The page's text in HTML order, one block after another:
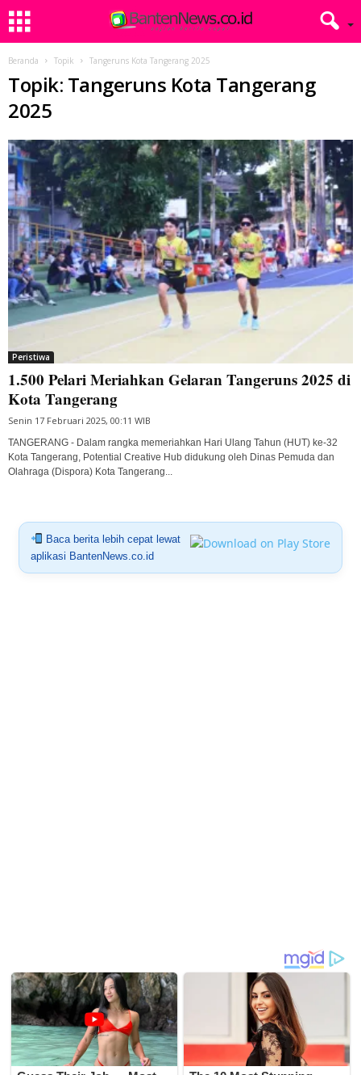
Beranda Topik Tangeruns Kota Tangerang 2025
Topik: Tangeruns Kota Tangerang
2025
Peristiwa
1.500 Pelari Meriahkan Gelaran Tangeruns 2025 di
Kota Tangerang
Senin 17 Februari 2025, 00:11 WIB
TANGERANG - Dalam rangka memeriahkan Hari Ulang Tahun (HUT) ke-32
Kota Tangerang, Potential Creative Hub didukung oleh Dinas Pemuda dan
Olahraga (Dispora) Kota Tangerang...
Baca berita lebih cepat lewat
aplikasi BantenNews.co.id